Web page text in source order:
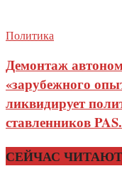
Политика
Демонтаж
«зарубежного
ликвидирует
ставленников PAS.
СЕЙЧАС ЧИТАЮТ